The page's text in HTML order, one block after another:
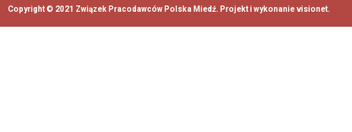
Copyright © 2021 Związek Pracodawców Polska Miedź. Projekt i wykonanievisionet.